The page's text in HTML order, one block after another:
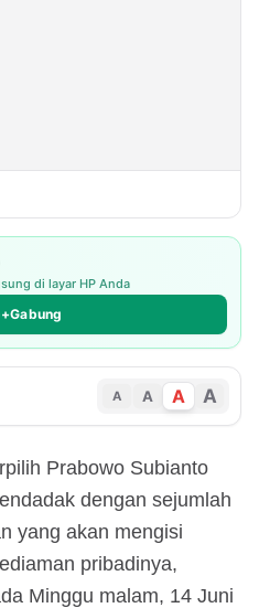
di layar HP Anda
A A A A
Prabowo Subianto
dengan sejumlah
yang akan mengisi
pribadinya,
Minggu malam, 14 Juni